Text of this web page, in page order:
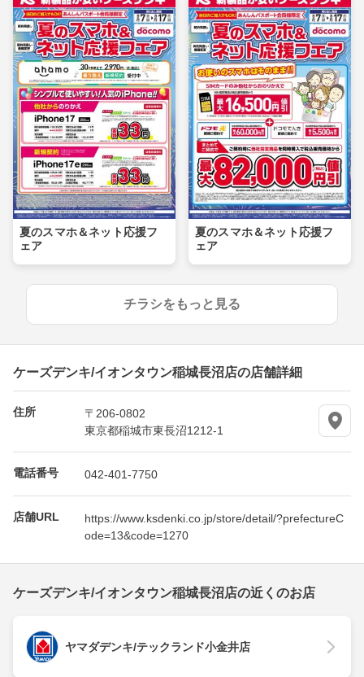
夏のスマホ＆ネット応援フ
ェア
夏のスマホ＆ネット応援フ
ェア
チラシをもっと見る
ケーズデンキ/イオンタウン稲城長沼店の店舗詳細
住所
〒206-0802
東京都稲城市東長沼1212-1
電話番号 042-401-7750
店舗URL
https://www.ksdenki.co.jp/store/detail/?prefectureC
ode=13&code=1270
ケーズデンキ/イオンタウン稲城長沼店の近くのお店
ヤマダデンキ/テックランド小金井店